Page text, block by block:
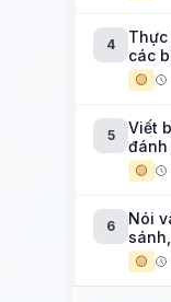
4
Thực
các
🟡
5
Viết
đánh
🟡
6
Nói
🟡